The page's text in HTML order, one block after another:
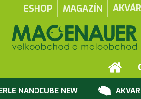
ESHOP MAGAZÍN
NANOCUBE NEW